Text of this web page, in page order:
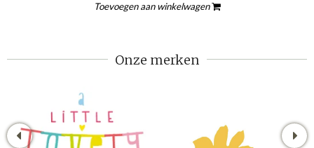
Toevoegen aan winkelwagen
Onze merken